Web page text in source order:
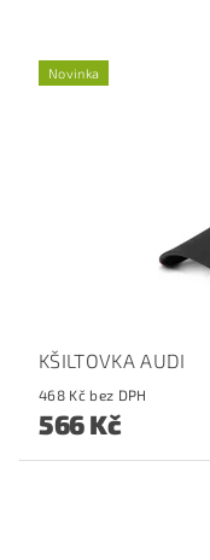
Novinka
KŠILTOVKA AUDI
468 Kč bez DPH
566 Kč